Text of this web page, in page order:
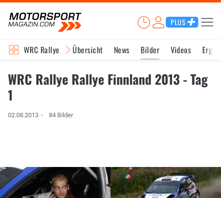
PLUS
WRC Rallye Übersicht News Bilder Videos
WRC Rallye Rallye Finnland 2013 - Tag
1
02.08.2013 84 Bilder